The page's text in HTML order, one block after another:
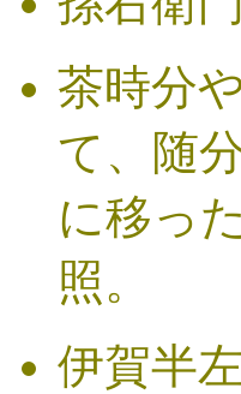
茶時分
て、随
に移っ
照。
伊賀半